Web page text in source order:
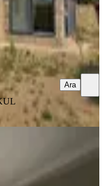
YENİCE
Ara
3+1 Villa